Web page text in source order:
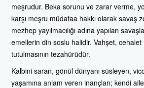
meşrudur. Beka sorunu ve zarar verme,
karşı meşru müdafaa hakkı olarak savaş
mezhep yayılmacılığı adına yapılan
emellerin din soslu halidir. Vahşet, cehalet
tutulmasının tezahürüdür.
Kalbini saran, gönül dünyanı süsleyen,
yaşamına anlam veren inançları; kendi